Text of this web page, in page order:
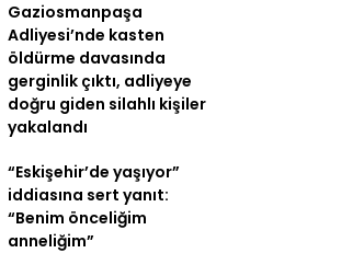
Gaziosmanpaşa
Adliyesi’nde kasten
öldürme davasında
gerginlik çıktı, adliyeye
doğru giden silahlı kişiler
yakalandı
“Eskişehir’de yaşıyor”
iddiasına sert yanıt:
“Benim önceliğim
anneliğim”